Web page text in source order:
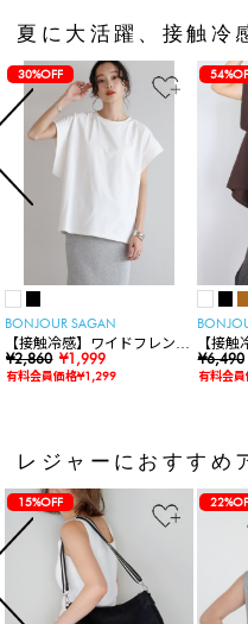
夏に大活躍、接触冷
30%OFF
BONJOUR SAGAN
【接触冷感】ワイドフレンチ
スリーブTシャツ
¥2,860 ¥1,999
有料会員価格¥1,299
【接
ャーリ
ス
¥6,490
有料会
レジャーにおすすめ
15%OFF